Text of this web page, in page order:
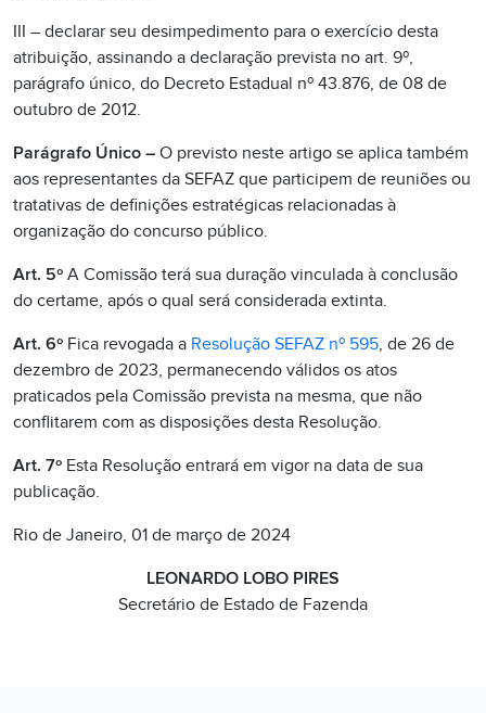
III – declarar seu desimpedimento para o exercício desta
atribuição, assinando a declaração prevista no art. 9º,
parágrafo único, do Decreto Estadual nº 43.876, de 08 de
outubro de 2012.
Parágrafo Único – O previsto neste artigo se aplica também
aos representantes da SEFAZ que participem de reuniões ou
tratativas de definições estratégicas relacionadas à
organização do concurso público.
Art. 5º A Comissão terá sua duração vinculada à conclusão
do certame, após o qual será considerada extinta.
Art. 6º Fica revogada a Resolução SEFAZ nº 595, de 26 de
dezembro de 2023, permanecendo válidos os atos
praticados pela Comissão prevista na mesma, que não
conflitarem com as disposições desta Resolução.
Art. 7º Esta Resolução entrará em vigor na data de sua
publicação.
Rio de Janeiro, 01 de março de 2024
LEONARDO LOBO PIRES
Secretário de Estado de Fazenda